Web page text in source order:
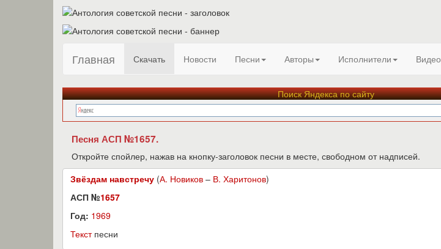
Главная Скачать Новости Песни Авторы Исполнители Видео
Поиск Яндекса по сайту
Песня АСП №1657.
Откройте спойлер, нажав на кнопку-заголовок песни в месте, свободном от надписей.
Звёздам навстречу (А. Новиков – В. Харитонов)
АСП №1657
Год: 1969
Текстпесни